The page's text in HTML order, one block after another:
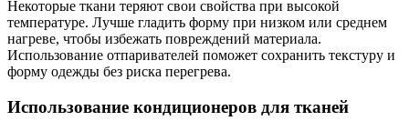
Некоторые ткани теряют свои свойства при высокой
температуре. Лучше гладить форму при низком или среднем
нагреве, чтобы избежать повреждений материала.
Использование отпаривателей поможет сохранить текстуру и
форму одежды без риска перегрева.
Использование кондиционеров для тканей